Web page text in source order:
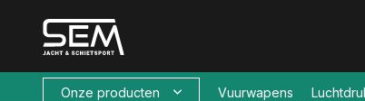
Onze producten Vuurwapens